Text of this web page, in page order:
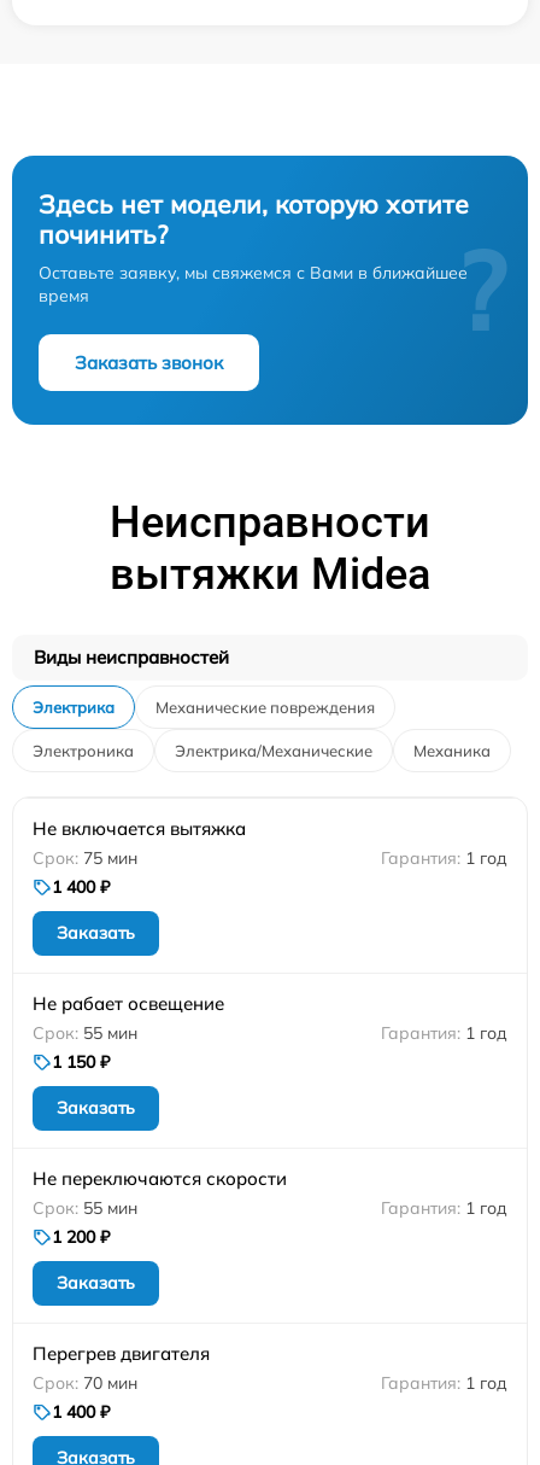
Здесь нет модели, которую хотите
починить?
Оставьте заявку, мы свяжемся с Вами в ближайшее
время
Заказать звонок
?
Неисправности
вытяжки Midea
Виды неисправностей
Электрика Механические повреждения
Электроника Электрика/Механические Механика
Не включается вытяжка
75 мин
1 год
1 400 ₽
Заказать
Не рабает освещение
55 мин
1 год
1 150 ₽
Заказать
Не переключаются скорости
55 мин
1 год
1 200 ₽
Заказать
Перегрев двигателя
70 мин
1 год
1 400 ₽
Заказать